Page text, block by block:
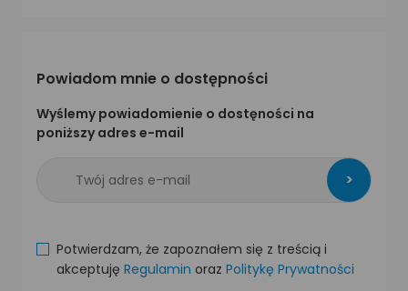
Powiadom mnie o dostępności
Wyślemy powiadomienie o dostęności na
poniższy adres e-mail
>
Potwierdzam, że zapoznałem się z treścią i
akceptuję Regulamin oraz Politykę Prywatności